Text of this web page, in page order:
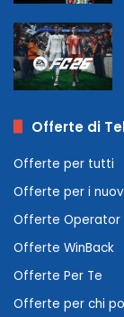
Offerte di
Offerte per tutti
Offerte per i
Offerte Operator
Offerte WinBack
Offerte Per Te
Offerte per chi